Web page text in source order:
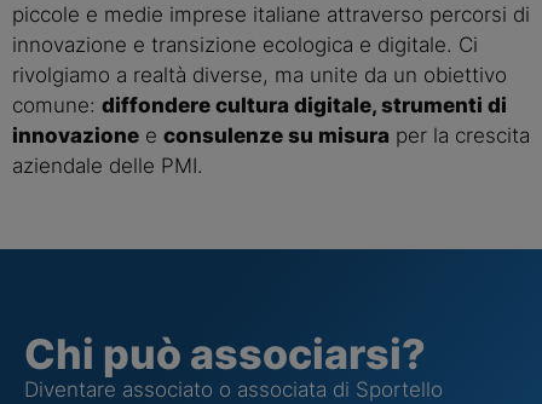
piccole e medie imprese italiane attraverso percorsi di
innovazione e transizione ecologica e digitale. Ci
rivolgiamo a realtà diverse, ma unite da un obiettivo
comune: diffondere cultura digitale, strumenti di
innovazione e consulenze su misura per la crescita
aziendale delle PMI.
Chi può associarsi?
Diventare associato o associata di Sportello